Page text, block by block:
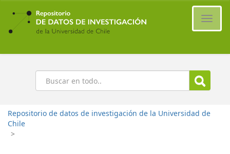
Ir
contenido
principal
Buscar
Repositorio de datos de investigación de la Universidad de
Chile
>